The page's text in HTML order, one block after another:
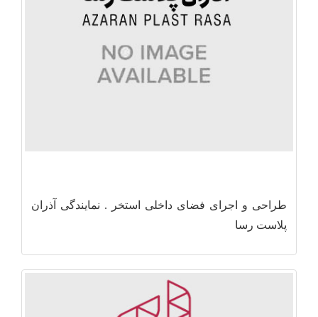
طراحی و اجرای فضای داخلی استخر . نمایندگی آذران
پلاست رسا